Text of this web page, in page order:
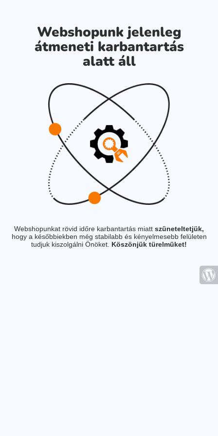
Webshopunk jelenleg
átmeneti karbantartás
alatt áll
Webshopunkat rövid időre karbantartás miatt szüneteltetjük,
hogy a későbbiekben még stabilabb és kényelmesebb felületen
tudjuk kiszolgálni Önöket. Köszönjük türelmüket!